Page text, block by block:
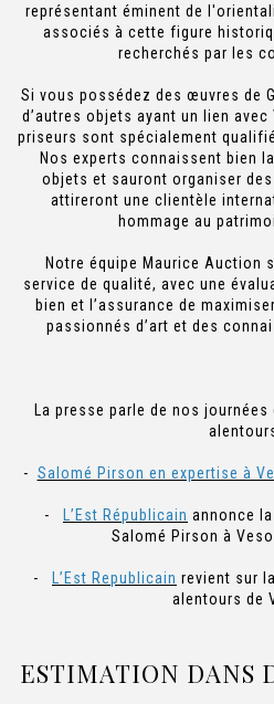
représentant éminent de
associés à cette figure
recherchés par les
Si vous possédez des œuvres de
d’autres objets ayant un lien
priseurs sont spécialement
Nos experts connaissent bien
objets et sauront organiser
attireront une clientèle
hommage au
Notre équipe Maurice Auction
service de qualité, avec une
bien et l’assurance de
passionnés d’art et des
La presse parle de nos
- Salomé Pirson en expertise à
- L’Est Républicain annonce
Salomé Pirson à
- L’Est Republicain revient sur
alentours de
ESTIMATION DANS